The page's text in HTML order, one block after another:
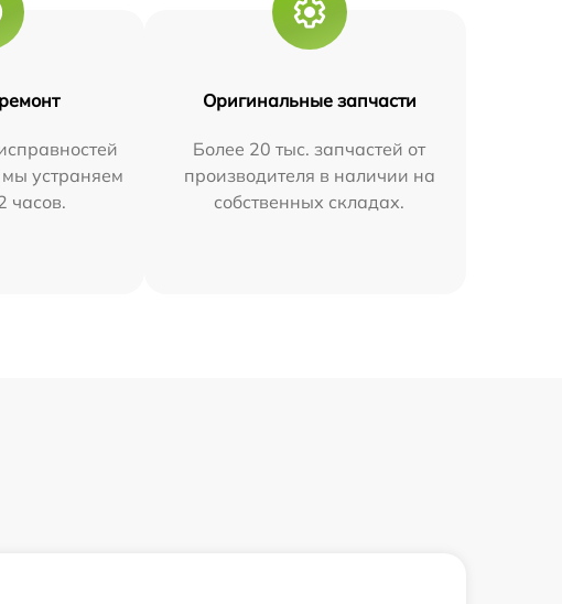
устраняем
часов.
Оригинальные запчасти
Более 20 тыс. запчастей от
производителя в наличии на
собственных складах.